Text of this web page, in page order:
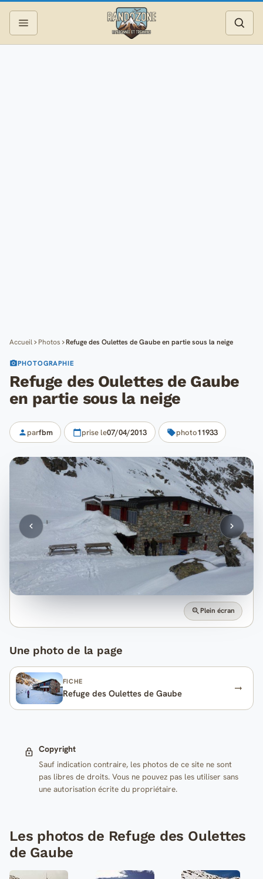
Accueil Photos Refuge des Oulettes de Gaube en partie sous la neige
PHOTOGRAPHIE
Refuge des Oulettes de Gaube
en partie sous la neige
parfbm prise le07/04/2013 photo11933
Plein écran
Une photo de la page
FICHE
Refuge des Oulettes de Gaube
Copyright
Sauf indication contraire, les photos de ce site ne sont
pas libres de droits. Vous ne pouvez pas les utiliser sans
une autorisation écrite du propriétaire.
Les photos de Refuge des Oulettes
de Gaube